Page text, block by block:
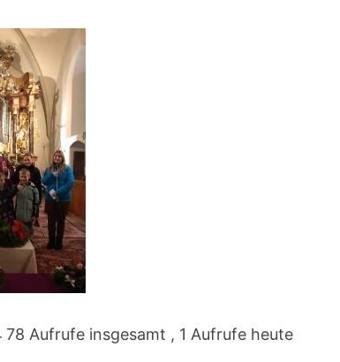
78 Aufrufe insgesamt , 1 Aufrufe heute